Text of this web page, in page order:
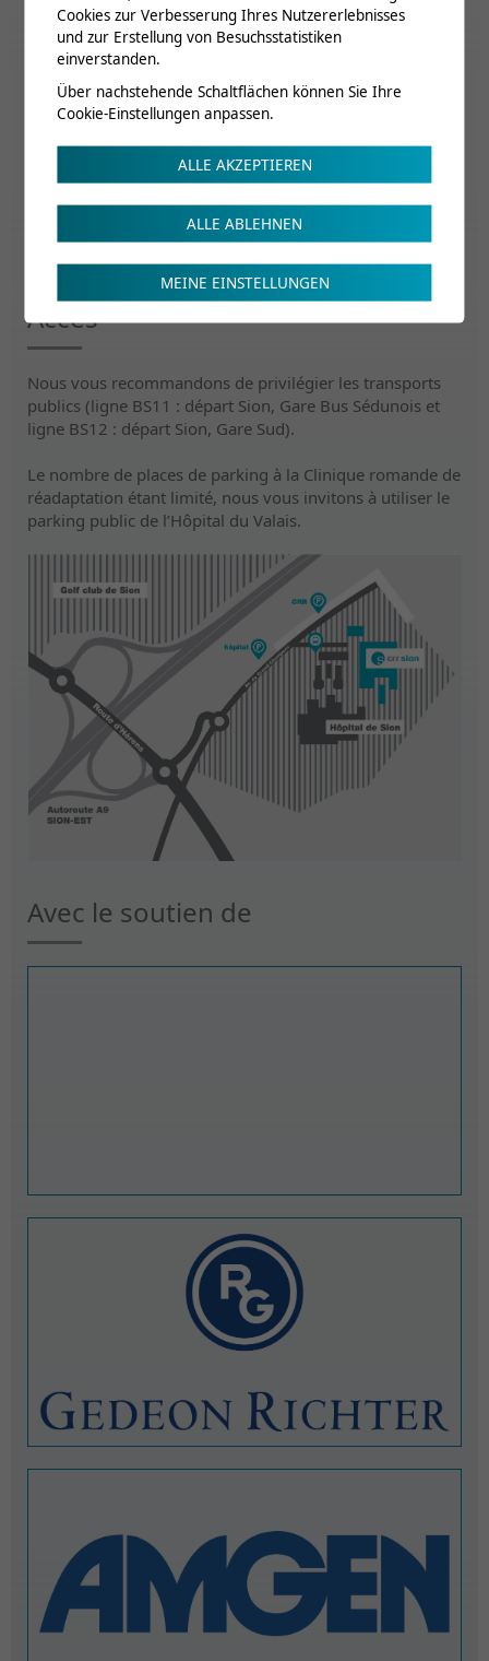
SSMPR 2
Renseignements
ecs@crr-suva.ch
Flyer
Accès
Nous vous recommandons de privilégier les transports
publics (ligne BS11 : départ Sion, Gare Bus Sédunois et
ligne BS12 : départ Sion, Gare Sud).
Le nombre de places de parking à la Clinique romande de
réadaptation étant limité, nous vous invitons à utiliser le
parking public de l’Hôpital du Valais.
Avec le soutien de
Cookies zur Verbesserung Ihres Nutzererlebnisses
und zur Erstellung von Besuchsstatistiken
einverstanden.
Über nachstehende Schaltflächen können Sie Ihre
Cookie-Einstellungen anpassen.
ALLE AKZEPTIEREN
ALLE ABLEHNEN
MEINE EINSTELLUNGEN